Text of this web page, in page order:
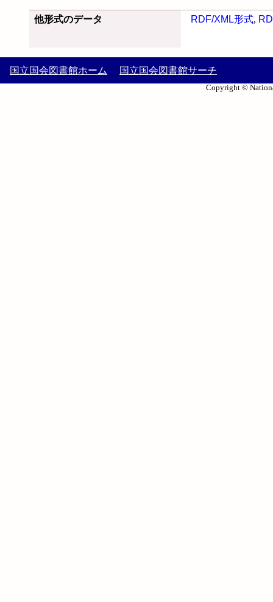
他形式のデータ RDF/XML形式,
国立国会図書館ホーム 国立国会図書館サーチ
Copyright ©